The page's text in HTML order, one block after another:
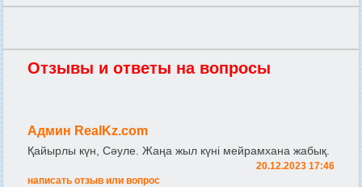
Отзывы и ответы на вопросы
Админ RealKz.com
Қайырлы күн, Сәуле. Жаңа жыл күні мейрамхана жабық.
20.12.2023 17:46
написать отзыв или вопрос